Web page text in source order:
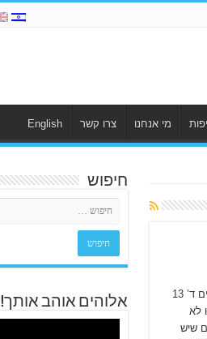
מי אנחנו צרו קשר English
לא
שיש
חיפוש
אלוהים אוהב אותך!